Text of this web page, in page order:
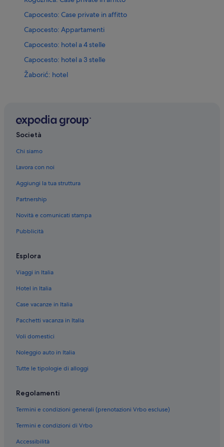
Capocesto: Case private in affitto
Capocesto: Appartamenti
Capocesto: hotel a 4 stelle
Capocesto: hotel a 3 stelle
Žaborić: hotel
Ražanj: hotel
Capocesto: hotel
Široke: hotel
Dvornica: hotel
Podglavica: hotel
Società
Chi siamo
Lavora con noi
Aggiungi la tua struttura
Partnership
Novità e comunicati stampa
Pubblicità
Esplora
Viaggi in Italia
Hotel in Italia
Case vacanze in Italia
Pacchetti vacanza in Italia
Voli domestici
Noleggio auto in Italia
Tutte le tipologie di alloggi
Regolamenti
Termini e condizioni generali (prenotazioni Vrbo escluse)
Termini e condizioni di Vrbo
Accessibilità